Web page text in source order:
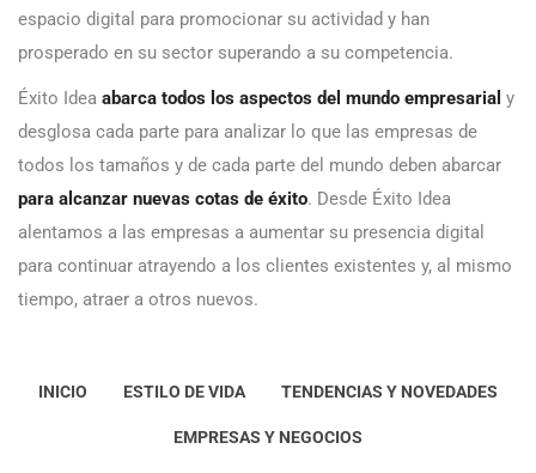
espacio digital para promocionar su actividad y han
prosperado en su sector superando a su competencia.
Éxito Idea abarca todos los aspectos del mundo empresarial y
desglosa cada parte para analizar lo que las empresas de
todos los tamaños y de cada parte del mundo deben abarcar
para alcanzar nuevas cotas de éxito. Desde Éxito Idea
alentamos a las empresas a aumentar su presencia digital
para continuar atrayendo a los clientes existentes y, al mismo
tiempo, atraer a otros nuevos.
INICIO ESTILO DE VIDA TENDENCIAS Y NOVEDADES
EMPRESAS Y NEGOCIOS